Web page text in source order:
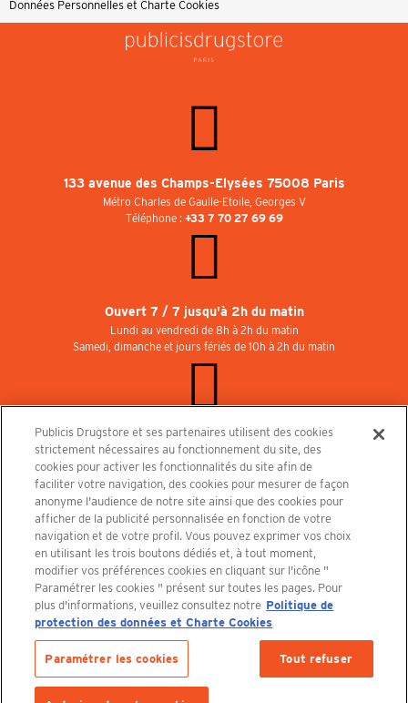
Données Personnelles et Charte Cookies
133 avenue des Champs-Elysées 75008 Paris
Métro Charles de Gaulle-Etoile, Georges V
Téléphone : +33 7 70 27 69 69
Ouvert 7 / 7 jusqu'à 2h du matin
Lundi au vendredi de 8h à 2h du matin
Samedi, dimanche et jours fériés de 10h à 2h du matin
Rejoignez-nous au Publicisdrugstore !
Nous recrutons pour les boutiques, le restaurant et le cinéma. Contactez-nous :
recrutement@publicisdrugstore.com
Conditions générales de vente
Mentions légales
Politique de Protection des Données Personnelles et Charte
Cookies
Découvrez le PUBLICISDRUGSTORE
Publicis Drugstore et ses partenaires utilisent des cookies
strictement nécessaires au fonctionnement du site, des
cookies pour activer les fonctionnalités du site afin de
faciliter votre navigation, des cookies pour mesurer de façon
anonyme l'audience de notre site ainsi que des cookies pour
afficher de la publicité personnalisée en fonction de votre
navigation et de votre profil. Vous pouvez exprimer vos choix
en utilisant les trois boutons dédiés et, à tout moment,
modifier vos préférences cookies en cliquant sur l'icône "
Paramétrer les cookies " présent sur toutes les pages. Pour
plus d'informations, veuillez consultez notre Politique de
protection des données et Charte Cookies
Paramétrer les cookies Tout refuser